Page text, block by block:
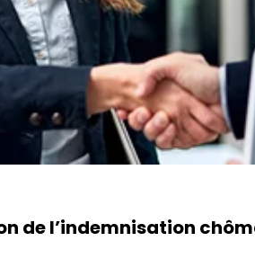
de l’indemnisation